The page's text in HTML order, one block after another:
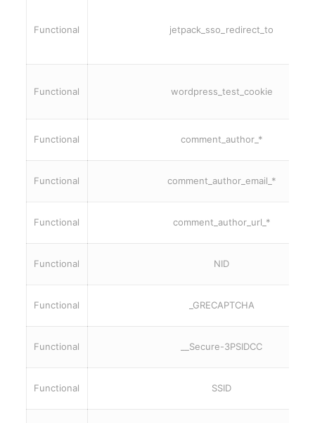
Functional jetpack_sso_redirect_to
Functional wordpress_test_cookie
Functional comment_author_*
Functional comment_author_email_*
Functional comment_author_url_*
Functional NID
Functional _GRECAPTCHA
Functional __Secure-3PSIDCC
Functional SSID